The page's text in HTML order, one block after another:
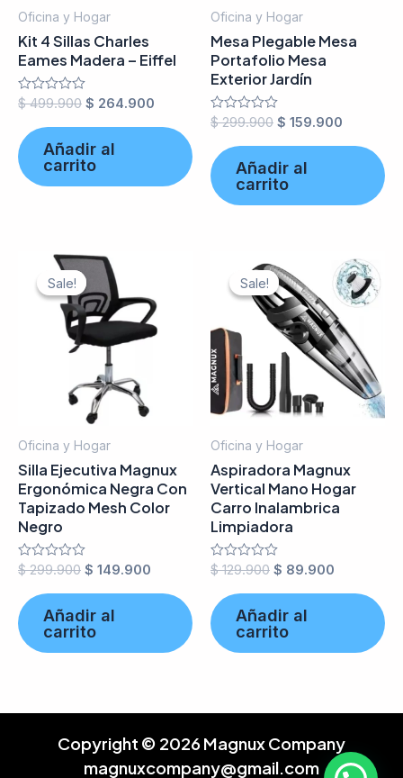
Oficina y Hogar
Kit 4 Sillas Charles
Eames Madera – Eiffel
Valorado
de
5
$499.900 $ 264.900
Añadir al
carrito
Oficina y Hogar
Mesa Plegable Mesa
Portafolio Mesa
Exterior Jardín
Valorado
de
5
$299.900 $ 159.900
Añadir al
carrito
Sale!
Sale!
Oficina y Hogar
Silla Ejecutiva Magnux
Ergonómica Negra Con
Tapizado Mesh Color
Negro
Valorado
de
5
$299.900 $ 149.900
Añadir al
carrito
Sale!
Sale!
Oficina y Hogar
Aspiradora Magnux
Vertical Mano Hogar
Carro Inalambrica
Limpiadora
Valorado
de
5
$129.900 $ 89.900
Añadir al
carrito
Copyright © 2026 Magnux Company
magnuxcompany@gmail.com